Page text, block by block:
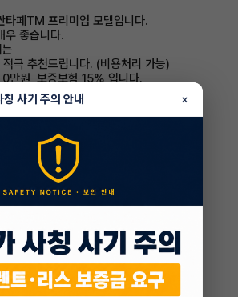
페TM 프리미엄 모델입니다.
우 좋습니다.
극 추천드립니다. (비용처리 가능)
만원, 보증보험 15% 입니다.
가능합니다.)
616fd3dcb22d5
사기 주의 안내 ×